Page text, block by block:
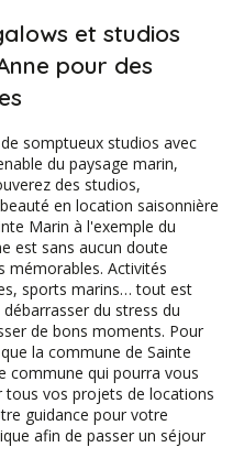
et studios
pour des
somptueux studios avec
du paysage marin,
des studios,
en location saisonnière
Marin à l'exemple du
est sans aucun doute
mémorables. Activités
sports marins… tout est
du stress du
de bons moments. Pour
la commune de Sainte
commune qui pourra vous
vos projets de locations
guidance pour votre
afin de passer un séjour